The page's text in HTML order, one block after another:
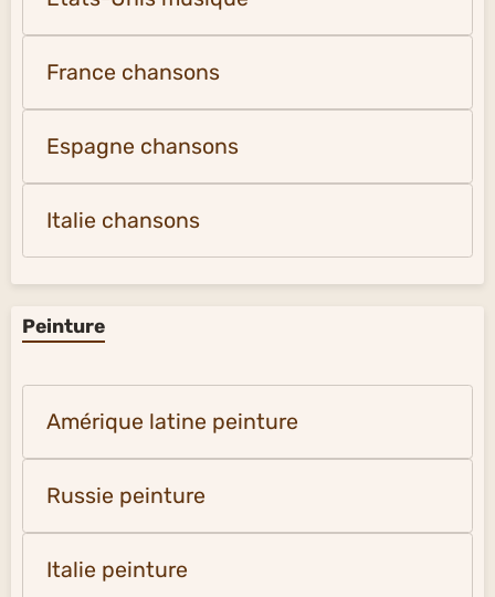
France chansons
Espagne chansons
Italie chansons
Peinture
Amérique latine peinture
Russie peinture
Italie peinture